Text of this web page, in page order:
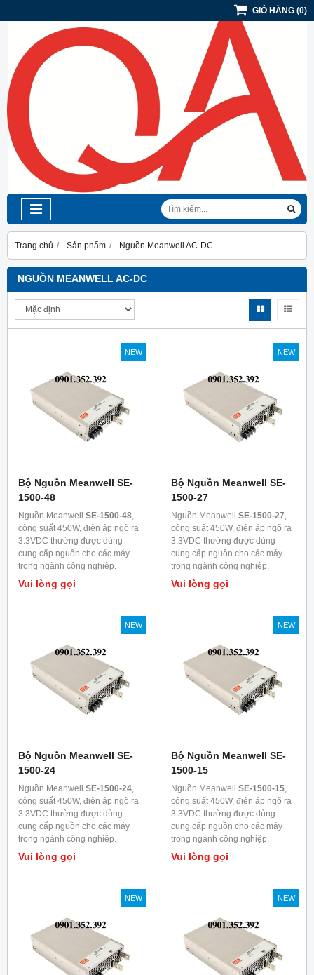
GIỎ HÀNG (0)
Trang chủ Sản phẩm Nguồn Meanwell AC-DC
NGUỒN MEANWELL AC-DC
NEW
Bộ Nguồn Meanwell SE-
1500-48
Nguồn Meanwell SE-1500-48,
công suất 450W, điện áp ngõ ra
3.3VDC thường được dùng
cung cấp nguồn cho các máy
trong ngành công nghiệp.
Vui lòng gọi
NEW
Bộ Nguồn Meanwell SE-
1500-27
Nguồn Meanwell SE-1500-27,
công suất 450W, điện áp ngõ ra
3.3VDC thường được dùng
cung cấp nguồn cho các máy
trong ngành công nghiệp.
Vui lòng gọi
NEW
Bộ Nguồn Meanwell SE-
1500-24
Nguồn Meanwell SE-1500-24,
công suất 450W, điện áp ngõ ra
3.3VDC thường được dùng
cung cấp nguồn cho các máy
trong ngành công nghiệp.
Vui lòng gọi
NEW
Bộ Nguồn Meanwell SE-
1500-15
Nguồn Meanwell SE-1500-15,
công suất 450W, điện áp ngõ ra
3.3VDC thường được dùng
cung cấp nguồn cho các máy
trong ngành công nghiệp.
Vui lòng gọi
NEW NEW